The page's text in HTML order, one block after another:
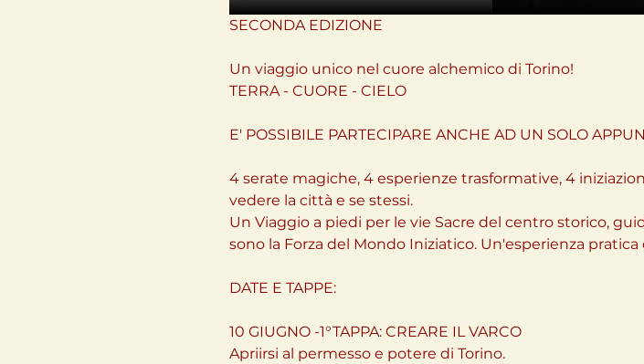
SECONDA EDIZIONE
Un viaggio unico nel cuore alchemico di Torino!
TERRA - CUORE - CIELO
E' POSSIBILE PARTECIPARE ANCHE AD UN SOLO
4 serate magiche, 4 esperienze trasformative, 4
vedere la città e se stessi.
Un Viaggio a piedi per le vie Sacre del centro storico,
sono la Forza del Mondo Iniziatico. Un'esperienza
DATE E TAPPE:
10 GIUGNO -1°TAPPA: CREARE IL VARCO
Apriirsi al permesso e potere di Torino.